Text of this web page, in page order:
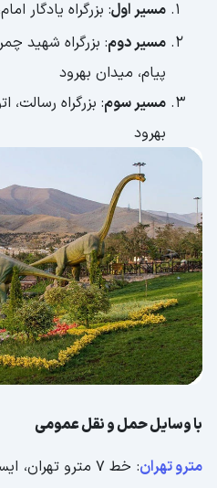
مسیر اول: بزرگراه یادگار
مسیر دوم: بزرگراه شهید
پیام، میدان بهرود
مسیر سوم: بزرگراه رسالت،
بهرود
با وسایل حمل و نقل عمومی
مترو تهران
: خط ۷ مترو